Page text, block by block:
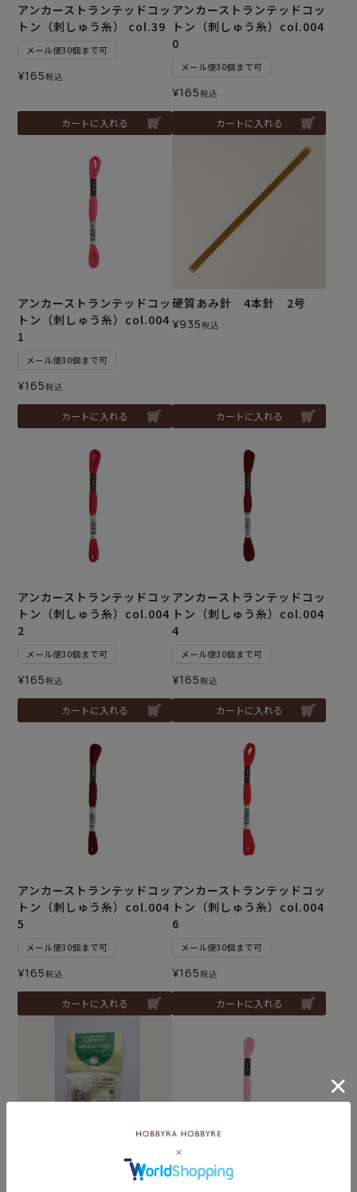
アンカーストランテッドコッ
トン（刺しゅう糸） col.39
メール便30個まで可
¥165税込
カートに入れる
アンカーストランテッドコッ
トン（刺しゅう糸）col.004
0
メール便30個まで可
¥165税込
カートに入れる
アンカーストランテッドコッ
トン（刺しゅう糸）col.004
1
メール便30個まで可
¥165税込
カートに入れる
硬質あみ針 4本針 2号
¥935税込
カートに入れる
アンカーストランテッドコッ
トン（刺しゅう糸）col.004
2
メール便30個まで可
¥165税込
カートに入れる
アンカーストランテッドコッ
トン（刺しゅう糸）col.004
4
メール便30個まで可
¥165税込
カートに入れる
アンカーストランテッドコッ
トン（刺しゅう糸）col.004
5
メール便30個まで可
¥165税込
カートに入れる
アンカーストランテッドコッ
トン（刺しゅう糸）col.004
6
メール便30個まで可
¥165税込
カートに入れる
Clover 棒針キャップ（S） アンカーストランテッドコッ